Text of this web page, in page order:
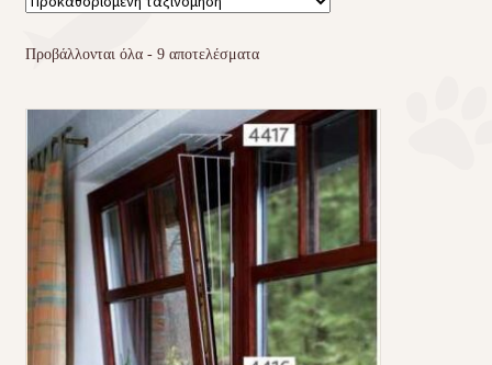
Κουνέλι
Κρεβατάκια
Τσάντες μεταφοράς
Επικοινωνία
Φροντίδα – Είδη Υγιεινής
Προβάλλονται όλα - 9 αποτελέσματα